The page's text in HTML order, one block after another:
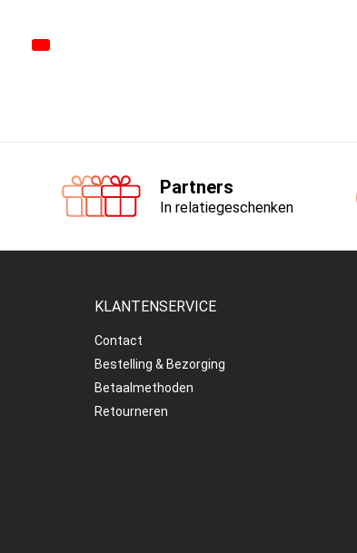
Partners
In relatiegeschenken
KLANTENSERVICE
Contact
Bestelling & Bezorging
Betaalmethoden
Retourneren